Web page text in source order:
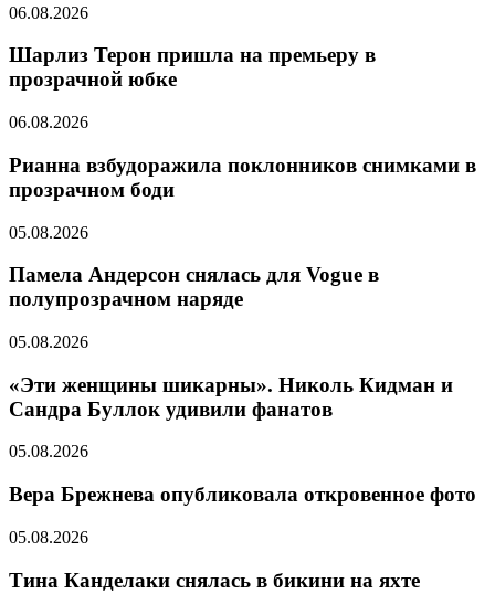
06.08.2026
Шарлиз Терон пришла на премьеру в
прозрачной юбке
06.08.2026
Рианна взбудоражила поклонников снимками в
прозрачном боди
05.08.2026
Памела Андерсон снялась для Vogue в
полупрозрачном наряде
05.08.2026
«Эти женщины шикарны». Николь Кидман и
Сандра Буллок удивили фанатов
05.08.2026
Вера Брежнева опубликовала откровенное фото
05.08.2026
Тина Канделаки снялась в бикини на яхте